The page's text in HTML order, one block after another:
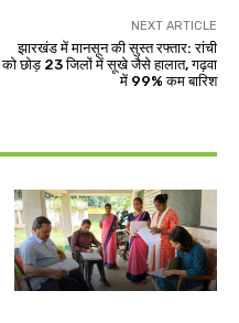
NEXT ARTICLE
झारखंड में मानसून की सुस्त रफ्तार: रांची
को छोड़ 23 जिलों में सूखे जैसे हालात, गढ़वा
में 99% कम बारिश